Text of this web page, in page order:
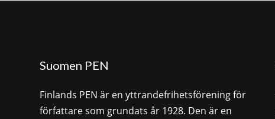
Suomen PEN
Finlands PEN är en yttrandefrihetsförening för
författare som grundats år 1928. Den är en